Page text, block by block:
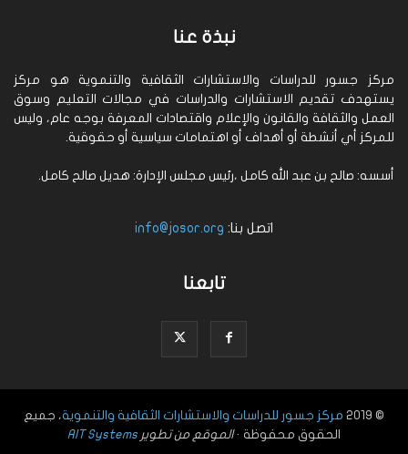
نبذة عنا
مركز جسور للدراسات والاستشارات الثقافية والتنموية هو مركز
يستهدف تقديم الاستشارات والدراسات في مجالات التعليم وسوق
العمل والثقافة والقانون والإعلام واقتصادات المعرفة بوجه عام، وليس
للمركز أي أنشطة أو أهداف أو اهتمامات سياسية أو حقوقية.
أسسه: صالح بن عبد الله كامل ،رئيس مجلس الإدارة: هديل صالح كامل.
اتصل بنا: info@josor.org
تابعنا
© 2019 مركز جسور للدراسات والاستشارات الثقافية والتنموية، جميع
الحقوق محفوظة ·الموقع من تطوير AIT Systems